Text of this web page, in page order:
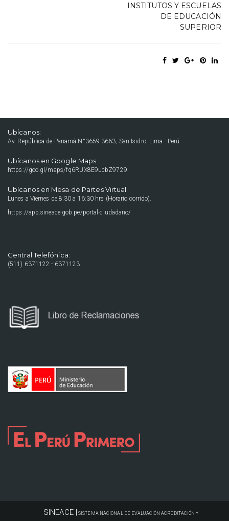
INSTITUTOS Y ESCUELAS
DE EDUCACIÓN
SUPERIOR
Ubícanos:
Av. República de Panamá N°3659-3663, San Isidro, Lima - Perú
Ubícanos en Google Maps:
https://goo.gl/maps/fq6RUX8E9ucbZ9729
Ubícanos en Mesa de Partes Virtual:
Lunes a Viernes de 8:30 a 16:30 hrs (Horario corrido).
https://app.sineace.gob.pe/portal-ciudadano/
Central Telefónica:
(511) 6371122 - 6371123
SINEACE | SISTEMA NACIONAL DE EVALUACIÓN ACREDITACIÓN Y